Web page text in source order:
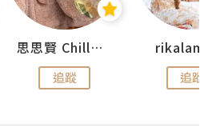
思思賢 ChillMyBabe
追蹤 追蹤